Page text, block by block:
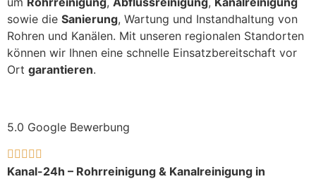
sowie die Sanierung, Wartung und Instandhaltung von
Rohren und Kanälen. Mit unseren regionalen Standorten
können wir Ihnen eine schnelle Einsatzbereitschaft vor
Ort garantieren.
5.0 Google Bewerbung
    
Kanal-24h – Rohrreinigung & Kanalreinigung in